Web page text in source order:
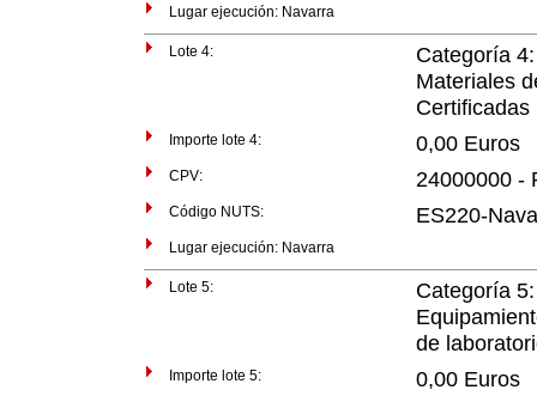
Lugar ejecución: Navarra
Lote 4:
Categoría
Materiales
Certificadas
Importe lote 4: 0,00 Euros
CPV: 24000000 -
Código NUTS: ES220-
Lugar ejecución: Navarra
Lote 5:
Categoría
de
Importe lote 5: 0,00 Euros